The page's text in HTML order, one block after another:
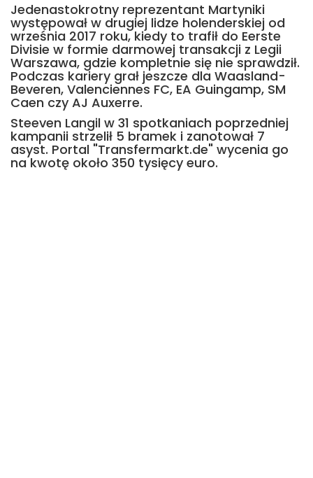
Jedenastokrotny reprezentant Martyniki
występował w drugiej lidze holenderskiej od
września 2017 roku, kiedy to trafił do Eerste
Divisie w formie darmowej transakcji z Legii
Warszawa, gdzie kompletnie się nie sprawdził.
Podczas kariery grał jeszcze dla Waasland-
Beveren, Valenciennes FC, EA Guingamp, SM
Caen czy AJ Auxerre.
Steeven Langil w 31 spotkaniach poprzedniej
kampanii strzelił 5 bramek i zanotował 7
asyst. Portal "Transfermarkt.de" wycenia go
na kwotę około 350 tysięcy euro.